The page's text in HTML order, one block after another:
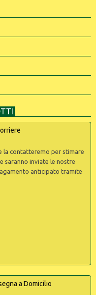
la contatteremo per stimare
saranno inviate le nostre
anticipato tramite
a Domicilio